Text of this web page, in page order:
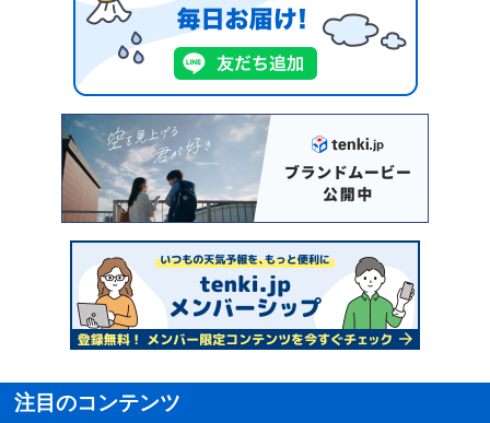
注目のコンテンツ